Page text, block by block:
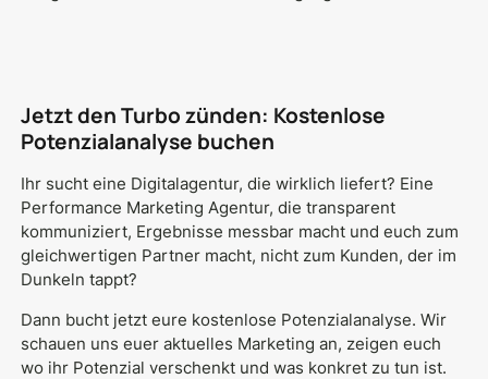
Jetzt den Turbo zünden: Kostenlose
Potenzialanalyse buchen
Ihr sucht eine Digitalagentur, die wirklich liefert? Eine
Performance Marketing Agentur, die transparent
kommuniziert, Ergebnisse messbar macht und euch zum
gleichwertigen Partner macht, nicht zum Kunden, der im
Dunkeln tappt?
Dann bucht jetzt eure kostenlose Potenzialanalyse. Wir
schauen uns euer aktuelles Marketing an, zeigen euch
wo ihr Potenzial verschenkt und was konkret zu tun ist.